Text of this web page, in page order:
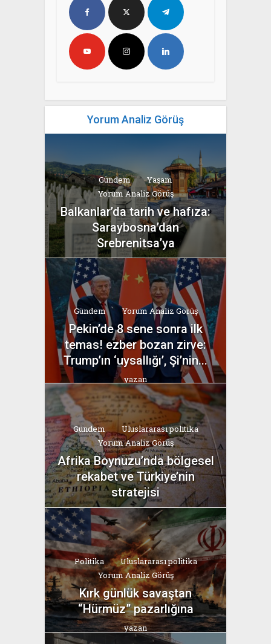
Yorum Analiz Görüş
Gündem
Yaşam
Yorum Analiz Görüş
Balkanlar’da tarih ve hafıza:
Saraybosna’dan
Srebrenitsa’ya
yazan
Bahri Ak
Gündem Yorum Analiz Görüş
Pekin’de 8 sene sonra ilk
temas! ezber bozan zirve:
Trump’ın ‘uysallığı’, Şi’nin...
yazan
Bahri Ak
Gündem
Uluslararası politika
Yorum Analiz Görüş
Afrika Boynuzu’nda bölgesel
rekabet ve Türkiye’nin
stratejisi
yazan
Bahri Ak
Politika
Uluslararası politika
Yorum Analiz Görüş
Kırk günlük savaştan
“Hürmüz” pazarlığına
yazan
Bahri Ak